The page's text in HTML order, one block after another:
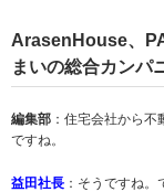
ArasenHouse、
まいの総合カンパ
編集部 ：住宅会社から
ですね。
益田社長 ：そうですね